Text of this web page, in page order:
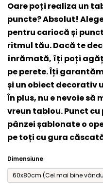
Oare poți realiza un
puncte? Absolut!
pentru cariocă și
ritmul tău. Dacă te
înrămată, îți poți
pe perete. Îți
și un obiect decorativ
În plus, nu e nevoie
vreun tablou. Punct
pânzei șablonate o
pe toți cu gura
Dimensiune
60x80cm (Cel mai bine
produsului
este
0,0
din
5
stele.